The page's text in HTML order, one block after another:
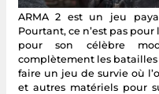
ARMA 2 est un jeu
Pourtant, ce n’est pas
pour son célèbre
complètement les
faire un jeu de survie où
et autres matériels pour